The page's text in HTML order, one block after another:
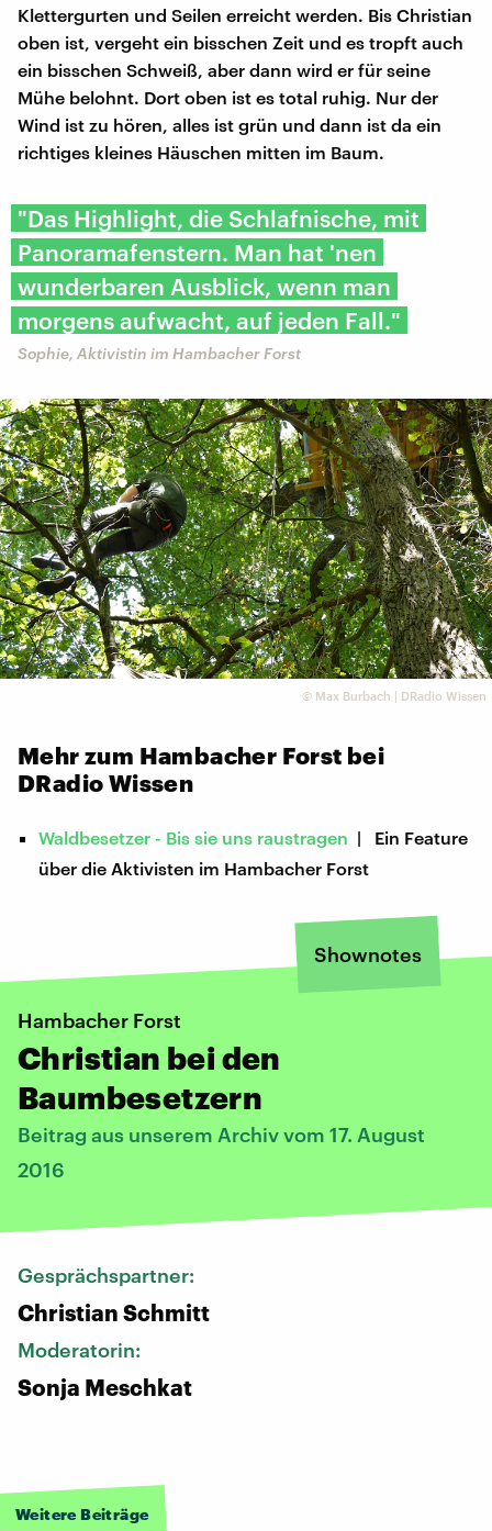
Klettergurten und Seilen erreicht werden. Bis Christian
oben ist, vergeht ein bisschen Zeit und es tropft auch
ein bisschen Schweiß, aber dann wird er für seine
Mühe belohnt. Dort oben ist es total ruhig. Nur der
Wind ist zu hören, alles ist grün und dann ist da ein
richtiges kleines Häuschen mitten im Baum.
"Das Highlight, die Schlafnische, mit
Panoramafenstern. Man hat 'nen
wunderbaren Ausblick, wenn man
morgens aufwacht, auf jeden Fall."
Sophie, Aktivistin im Hambacher Forst
© Max Burbach | DRadio Wissen
Mehr zum Hambacher Forst bei
DRadio Wissen
Waldbesetzer - Bis sie uns raustragen | Ein Feature
über die Aktivisten im Hambacher Forst
Shownotes
Hambacher Forst
Christian bei den
Baumbesetzern
Beitrag aus unserem Archiv vom 17. August
2016
Gesprächspartner:
Christian Schmitt
Moderatorin:
Sonja Meschkat
Weitere Beiträge